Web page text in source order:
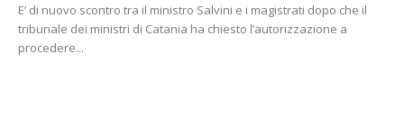
E’ di nuovo scontro tra il ministro Salvini e i magistrati dopo che il
tribunale dei ministri di Catania ha chiesto l’autorizzazione a
procedere...